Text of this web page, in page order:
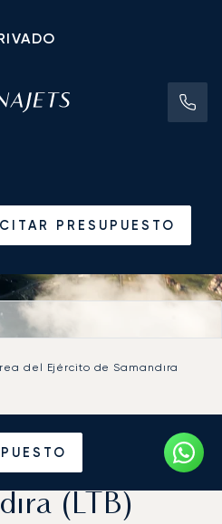
PRESUPUESTO
del Ejército de Samandıra
Privado a la
Ejército de
(LTB)